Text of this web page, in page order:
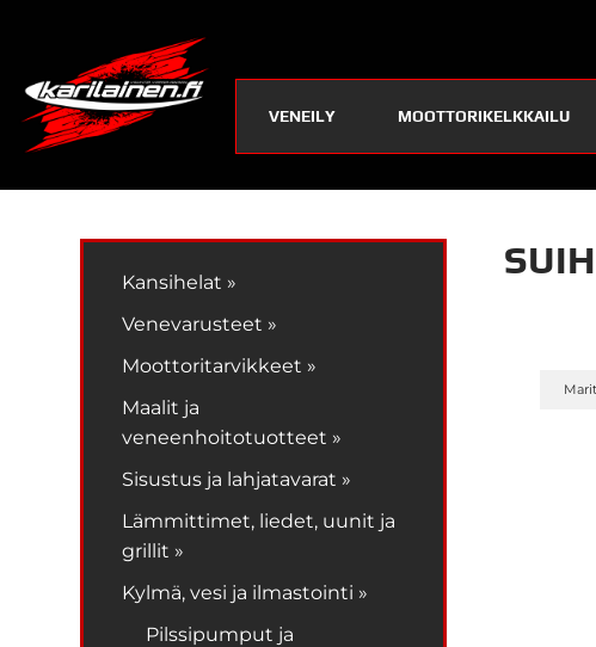
VENEILY MOOTTORIKELKKAILU
Kansihelat »
Venevarusteet »
Moottoritarvikkeet »
Maalit ja
veneenhoitotuotteet »
Sisustus ja lahjatavarat »
Lämmittimet, liedet, uunit ja
grillit »
Kylmä, vesi ja ilmastointi »
Pilssipumput ja